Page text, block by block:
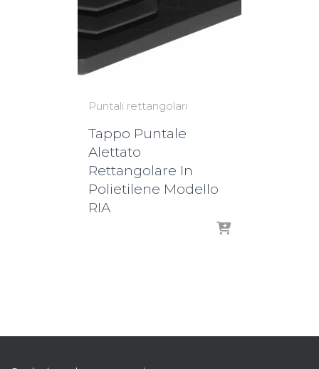
Puntali rettangolari
Tappo Puntale
Alettato
Rettangolare In
Polietilene Modello
RIA